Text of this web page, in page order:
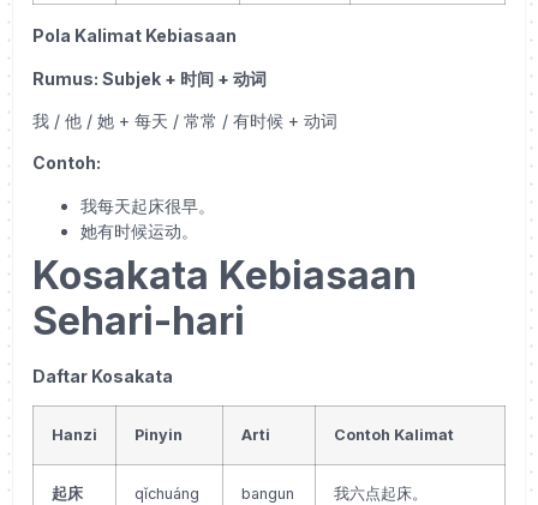
Pola Kalimat Kebiasaan
Rumus: Subjek + 时间 + 动词
我 / 他 / 她 + 每天 / 常常 / 有时候 + 动词
Contoh:
我每天起床很早。
她有时候运动。
Kosakata Kebiasaan
Sehari-hari
Daftar Kosakata
Hanzi Pinyin Arti Contoh Kalimat
起床 qǐchuáng
bangun
我六点起床。